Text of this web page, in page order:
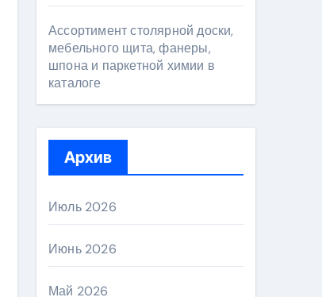
Ассортимент столярной доски,
мебельного щита, фанеры,
шпона и паркетной химии в
каталоге
Архив
Июль 2026
Июнь 2026
Май 2026